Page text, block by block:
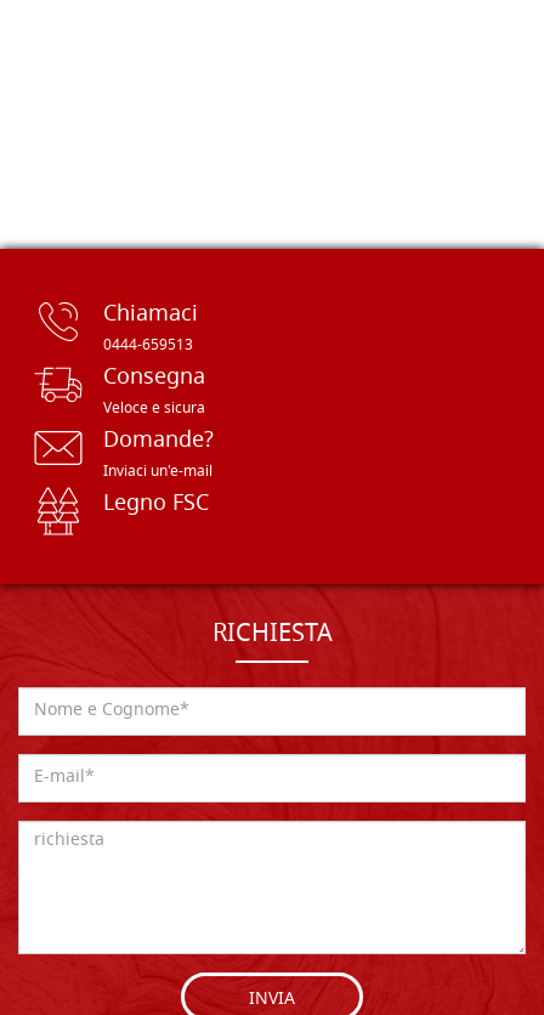
Chiamaci
0444-659513
Consegna
Veloce e sicura
Domande?
Inviaci un'e-mail
Legno FSC
RICHIESTA
INVIA